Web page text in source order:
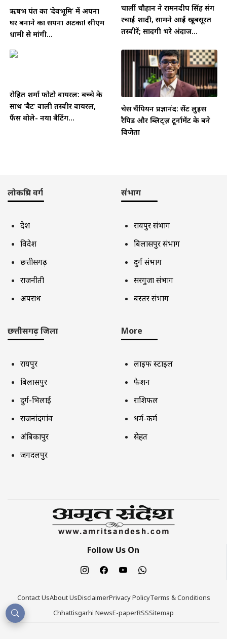
ऋषभ पंत का ‘देवभूमि’ में अपना
घर बनाने का सपना अटका! सीएम
धामी से मांगी...
चार्ली चौहान ने रामनदीप सिंह संग
रचाई शादी, सामने आईं खूबसूरत
तस्वीरें; सादगी भरे अंदाज...
रोहित शर्मा फोटो वायरल: बच्चे के
साथ ‘बैट’ वाली तस्वीर वायरल,
फैंस बोले- नया बैटिंग...
चेस चैंपियन प्रज्ञानंद: सेंट लुइस
रैपिड और ब्लिट्ज़ टूर्नामेंट के बने
विजेता
लोकप्रिय वर्ग
देश
विदेश
छत्तीसगढ़
राजनीती
अपराध
संभाग
रायपुर संभाग
बिलासपुर संभाग
दुर्ग संभाग
सरगुजा संभाग
बस्तर संभाग
छत्तीसगढ़ जिला
रायपुर
बिलासपुर
दुर्ग-भिलाई
राजनांदगांव
अंबिकापुर
जगदलपुर
More
लाइफ स्टाइल
फैशन
राशिफल
धर्म-कर्म
सेहत
Follow Us On
Contact UsAbout UsDisclaimerPrivacy PolicyTerms & Conditions
Chhattisgarhi NewsE-paperRSSSitemap